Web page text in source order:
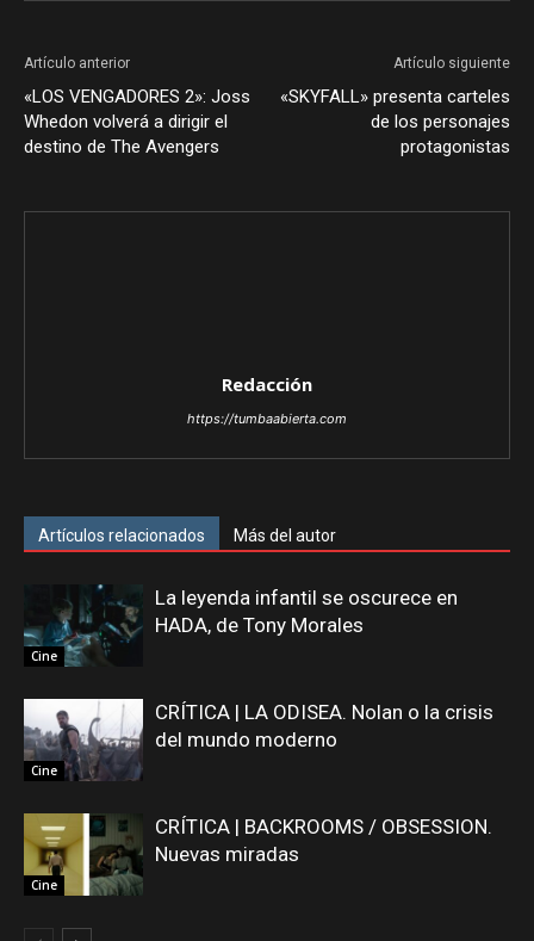
Artículo anterior
«LOS VENGADORES 2»: Joss
Whedon volverá a dirigir el
destino de The Avengers
Artículo siguiente
«SKYFALL» presenta carteles
de los personajes
protagonistas
Redacción
https://tumbaabierta.com
Artículos relacionados Más del autor
Cine
La leyenda infantil se oscurece en
HADA, de Tony Morales
Cine
CRÍTICA | LA ODISEA. Nolan o la crisis
del mundo moderno
Cine
CRÍTICA | BACKROOMS / OBSESSION.
Nuevas miradas